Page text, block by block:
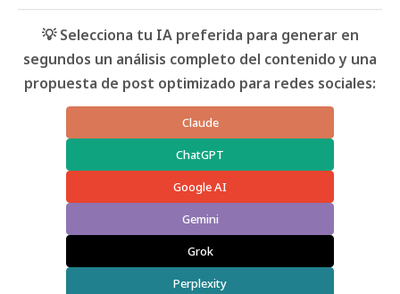
💡 Selecciona tu IA preferida para generar en
segundos un análisis completo del contenido y una
propuesta de post optimizado para redes sociales:
Claude
ChatGPT
Google AI
Gemini
Grok
Perplexity